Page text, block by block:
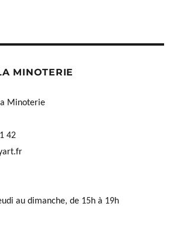
MINOTERIE
Minoterie
42
au dimanche, de 15h à 19h